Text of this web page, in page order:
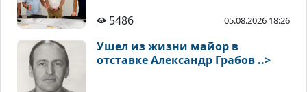
5486 05.08.2026 18:26
Ушел из жизни майор в
отставке Александр Грабов ..>